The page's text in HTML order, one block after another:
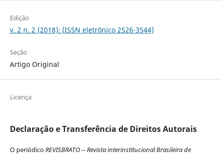
Edição
v. 2 n. 2 (2018): (ISSN eletrônico 2526-3544)
Seção
Artigo Original
Licença
Declaração e Transferência de Direitos Autorais
O periódicoREVISBRATO -- Revista interinstitucional Brasileira de